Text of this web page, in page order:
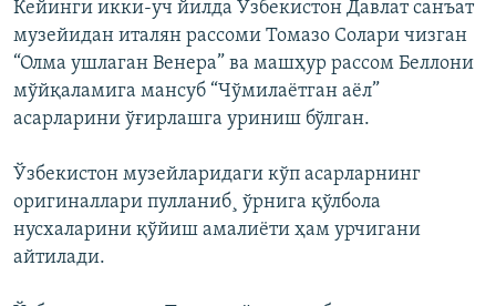
Кейинги икки-уч йилда Ўзбекистон Давлат санъат
музейидан италян рассоми Томазо Солари чизган
“Олма ушлаган Венера” ва машҳур рассом Беллони
мўйқаламига мансуб “Чўмилаëтган аëл”
асарларини ўғирлашга уриниш бўлган.
Ўзбекистон музейларидаги кўп асарларнинг
оригиналлари пулланиб¸ ўрнига қўлбола
нусхаларини қўйиш амалиëти ҳам урчигани
айтилади.